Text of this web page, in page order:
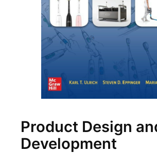
Product Design
Development